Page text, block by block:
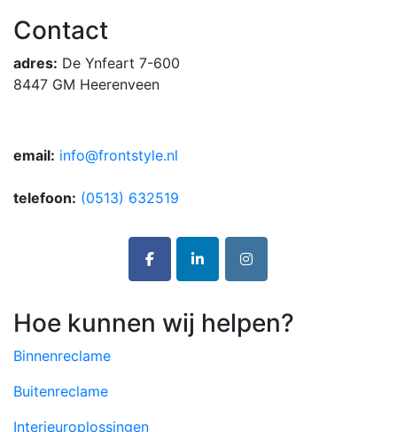
Contact
adres: De Ynfeart 7-600
8447 GM Heerenveen
email: info@frontstyle.nl
telefoon: (0513) 632519
Hoe kunnen wij helpen?
Binnenreclame
Buitenreclame
Interieuroplossingen